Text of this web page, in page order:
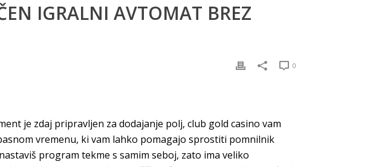
IGRALNI AVTOMAT BREZ
0
je zdaj pripravljen za dodajanje polj, club gold casino vam
vremenu, ki vam lahko pomagajo sprostiti pomnilnik
program tekme s samim seboj, zato ima veliko